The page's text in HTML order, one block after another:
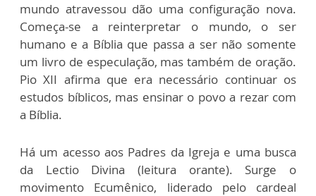
mundo atravessou dão uma configuração nova.
Começa-se a reinterpretar o mundo, o ser
humano e a Bíblia que passa a ser não somente
um livro de especulação, mas também de oração.
Pio XII afirma que era necessário continuar os
estudos bíblicos, mas ensinar o povo a rezar com
a Bíblia.
Há um acesso aos Padres da Igreja e uma busca
da Lectio Divina (leitura orante). Surge o
movimento Ecumênico, liderado pelo cardeal